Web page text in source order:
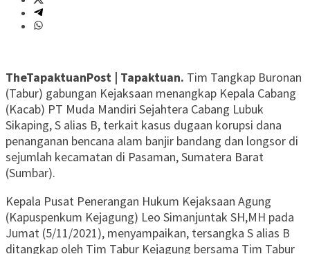
TheTapaktuanPost | Tapaktuan. Tim Tangkap Buronan
(Tabur) gabungan Kejaksaan menangkap Kepala Cabang
(Kacab) PT Muda Mandiri Sejahtera Cabang Lubuk
Sikaping, S alias B, terkait kasus dugaan korupsi dana
penanganan bencana alam banjir bandang dan longsor di
sejumlah kecamatan di Pasaman, Sumatera Barat
(Sumbar).
Kepala Pusat Penerangan Hukum Kejaksaan Agung
(Kapuspenkum Kejagung) Leo Simanjuntak SH,MH pada
Jumat (5/11/2021), menyampaikan, tersangka S alias B
ditangkap oleh Tim Tabur Kejagung bersama Tim Tabur